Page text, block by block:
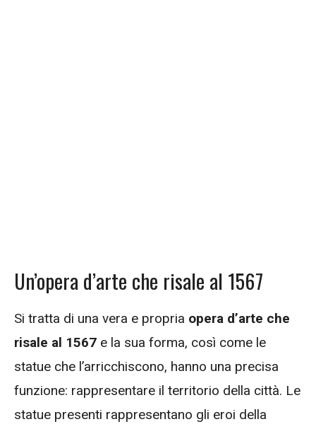
Un’opera d’arte che risale al 1567
Si tratta di una vera e propria opera d’arte che
risale al 1567 e la sua forma, così come le
statue che l’arricchiscono, hanno una precisa
funzione: rappresentare il territorio della città. Le
statue presenti rappresentano gli eroi della